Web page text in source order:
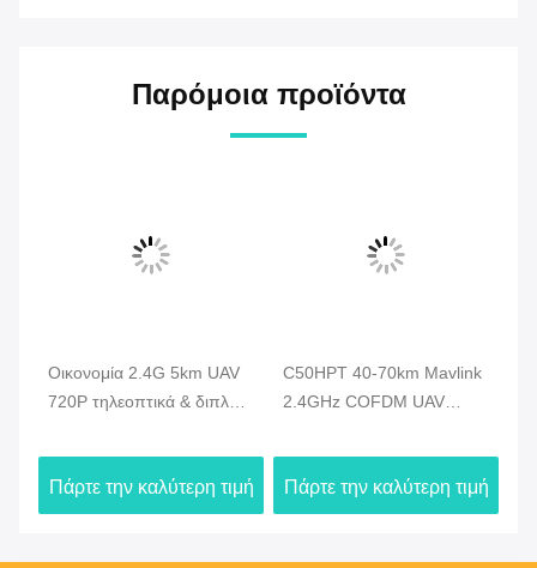
Παρόμοια προϊόντα
Οικονομία 2.4G 5km UAV
720P τηλεοπτικά & διπλά
αποστολής σημάτων HDMI
κηφήνων τηλεοπτικά -
σύνδεση
Πάρτε την καλύτερη τιμή
C50HPT 40-70km Mavlink
2.4GHz COFDM UAV
μακράς εμβέλειας
UP/Downlink
Πάρτε την καλύτερη τιμή